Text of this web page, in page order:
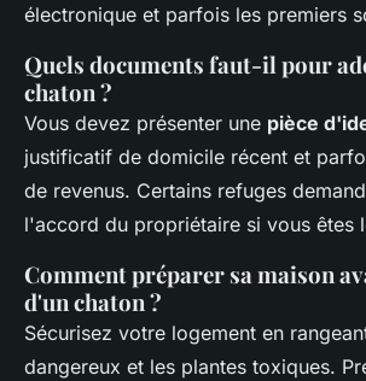
électronique et parfois les premiers
Quels documents faut-il pour
chaton ?
Vous devez présenter une pièce
justificatif de domicile récent et
de revenus. Certains refuges
l'accord du propriétaire si vous êtes
Comment préparer sa maison
d'un chaton ?
Sécurisez votre logement en
dangereux et les plantes toxiques.